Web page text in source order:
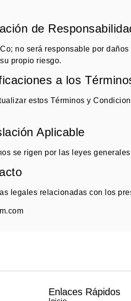
de
no será responsable por
propio riesgo.
a los
estos Términos y
Aplicable
se rigen por las leyes
legales relacionadas con los
Enlaces Rápidos